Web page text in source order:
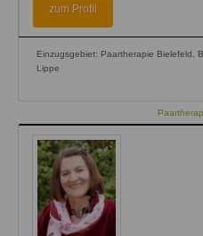
zum Profil
Einzugsgebiet: Paartherapie Bielefeld,
Lippe